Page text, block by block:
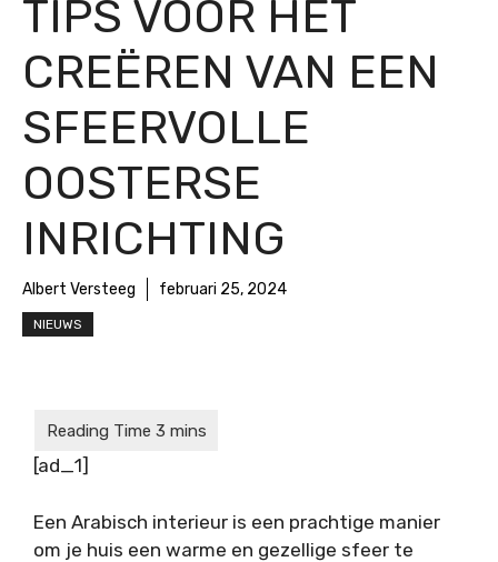
TIPS VOOR HET
CREËREN VAN EEN
SFEERVOLLE
OOSTERSE
INRICHTING
Albert Versteeg februari 25, 2024
NIEUWS
[ad_1]
Een Arabisch interieur is een prachtige manier
om je huis een warme en gezellige sfeer te